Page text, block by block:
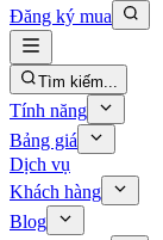
Đăng ký mua
Tìm kiếm...
Tính năng
Bảng giá
Dịch vụ
Khách hàng
Blog